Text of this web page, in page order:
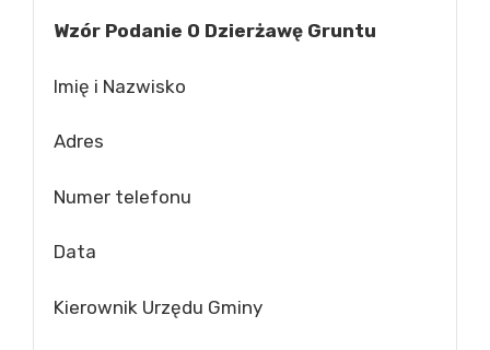
Wzór Podanie O Dzierżawę Gruntu
Imię i Nazwisko
Adres
Numer telefonu
Data
Kierownik Urzędu Gminy